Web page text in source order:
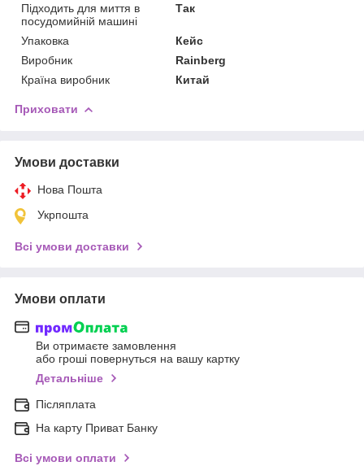
Підходить для миття в
посудомийній машині
Так
Упаковка
Кейс
Виробник
Rainberg
Країна виробник
Китай
Приховати
Умови доставки
Нова Пошта
Укрпошта
Всі умови доставки
Умови оплати
Ви отримаєте замовлення
або гроші повернуться на вашу картку
Детальніше
Післяплата
На карту Приват Банку
Всі умови оплати